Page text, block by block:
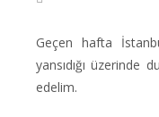
Geçen hafta
yansıdığı üzerinde
edelim.